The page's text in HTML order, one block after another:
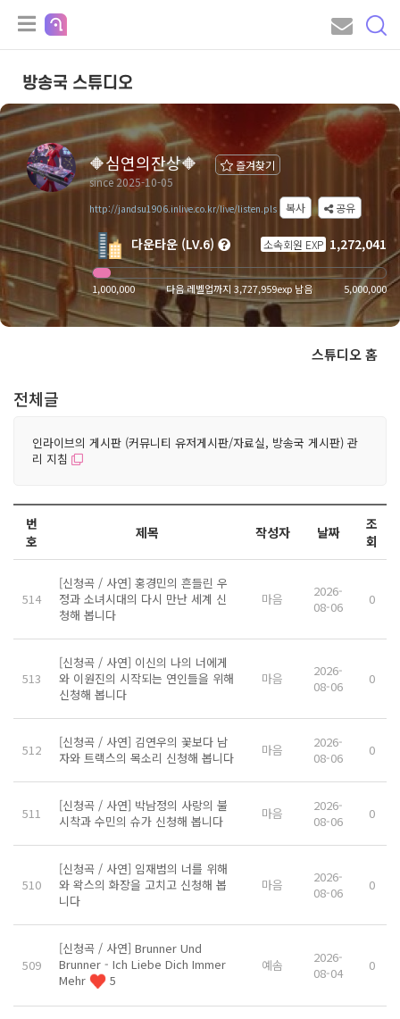
방송국 스튜디오
🔶심연의잔상🔶
즐겨찾기
since 2025-10-05
http://jandsu1906.inlive.co.kr/live/listen.pls 복사 공유
다운타운 (LV.6) 소속회원 EXP 1,272,041
1,000,000 다음 레벨업까지 3,727,959exp 남음 5,000,000
스튜디오 홈
전체글
인라이브의 게시판 (커뮤니티 유저게시판/자료실, 방송국 게시판) 관
리 지침
번
호
제목 작성자 날짜
조
회
514
[신청곡 / 사연] 홍경민의 흔들린 우
정과 소녀시대의 다시 만난 세계 신
청해 봅니다
마음
2026-
08-06
0
513
[신청곡 / 사연] 이신의 나의 너에게
와 이원진의 시작되는 연인들을 위해
신청해 봅니다
마음
2026-
08-06
0
512
[신청곡 / 사연] 김연우의 꽃보다 남
자와 트랙스의 목소리 신청해 봅니다
마음
2026-
08-06
0
511
[신청곡 / 사연] 박남정의 사랑의 불
시착과 수민의 슈가 신청해 봅니다
마음
2026-
08-06
0
510
[신청곡 / 사연] 임재범의 너를 위해
와 왁스의 화장을 고치고 신청해 봅
니다
마음
2026-
08-06
0
509
[신청곡 / 사연] Brunner Und
Brunner - Ich Liebe Dich Immer
Mehr
5
예솜
2026-
08-04
0